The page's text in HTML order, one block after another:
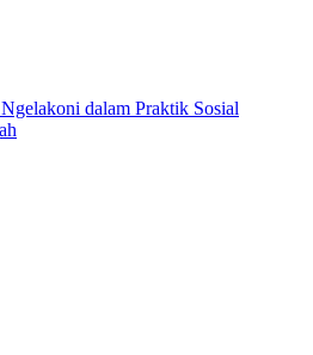
dalam Praktik Sosial